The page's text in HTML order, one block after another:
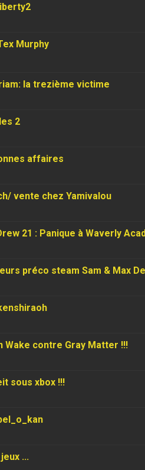
Murphy
la trezième victime
2
affaires
vente chez Yamivalou
21 : Panique à Waverly
préco steam Sam & Max
Wake contre Gray Matter !!!
sous xbox !!!
...